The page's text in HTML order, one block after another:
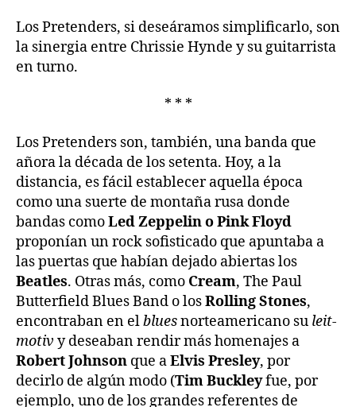
Los Pretenders, si deseáramos simplificarlo, son
la sinergia entre Chrissie Hynde y su guitarrista
en turno.
* * *
Los Pretenders son, también, una banda que
añora la década de los setenta. Hoy, a la
distancia, es fácil establecer aquella época
como una suerte de montaña rusa donde
bandas comoLed Zeppelin o Pink Floyd
proponían un rock sofisticado que apuntaba a
las puertas que habían dejado abiertas los
Beatles. Otras más, como Cream, The Paul
Butterfield Blues Band o losRolling Stones,
encontraban en elbluesnorteamericano su leit-
motiv y deseaban rendir más homenajes a
Robert Johnson que aElvis Presley, por
decirlo de algún modo (Tim Buckleyfue, por
ejemplo, uno de los grandes referentes de